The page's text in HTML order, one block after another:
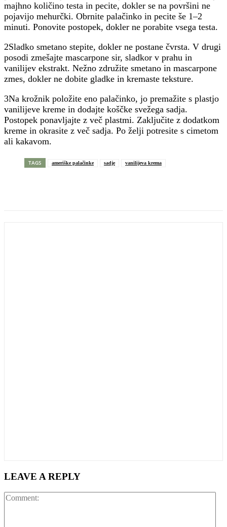
majhno količino testa in pecite, dokler se na površini ne
pojavijo mehurčki. Obrnite palačinko in pecite še 1–2
minuti. Ponovite postopek, dokler ne porabite vsega testa.
2Sladko smetano stepite, dokler ne postane čvrsta. V drugi
posodi zmešajte mascarpone sir, sladkor v prahu in
vanilijev ekstrakt. Nežno združite smetano in mascarpone
zmes, dokler ne dobite gladke in kremaste teksture.
3Na krožnik položite eno palačinko, jo premažite s plastjo
vanilijeve kreme in dodajte koščke svežega sadja.
Postopek ponavljajte z več plastmi. Zaključite z dodatkom
kreme in okrasite z več sadja. Po želji potresite s cimetom
ali kakavom.
TAGS ameriške palačinke sadje vanilijeva krema
LEAVE A REPLY